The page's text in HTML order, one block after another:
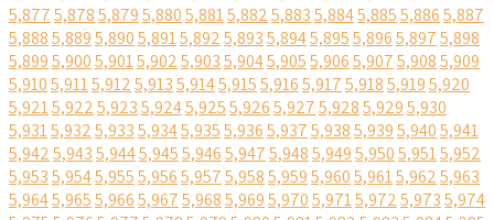
5,8775,8785,8795,8805,8815,8825,8835,8845,8855,8865,887
5,8885,8895,8905,8915,8925,8935,8945,8955,8965,8975,898
5,8995,9005,9015,9025,9035,9045,9055,9065,9075,9085,909
5,9105,9115,9125,9135,9145,9155,9165,9175,9185,9195,920
5,9215,9225,9235,9245,9255,9265,9275,9285,9295,930
5,9315,9325,9335,9345,9355,9365,9375,9385,9395,9405,941
5,9425,9435,9445,9455,9465,9475,9485,9495,9505,9515,952
5,9535,9545,9555,9565,9575,9585,9595,9605,9615,9625,963
5,9645,9655,9665,9675,9685,9695,9705,9715,9725,9735,974